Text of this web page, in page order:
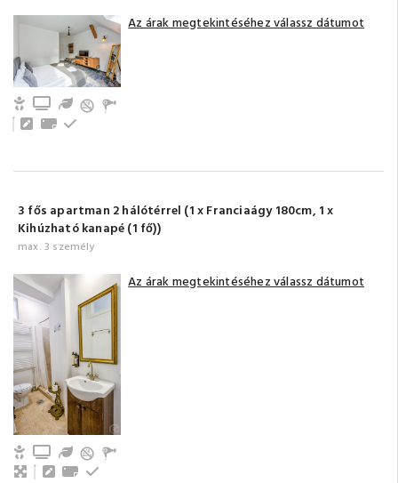
Gyerek- és bababarát
TV Kert / Udvar / Zöld udvar
ÍróasztalTörölközők
Az árak megtekintéséhez válassz dátumot
3 fős apartman 2 hálótérrel (1 x Franciaágy 180cm, 1 x
Kihúzható kanapé (1 fő))
max. 3 személy
Gyerek- és bababarát
TV Kert / Udvar / Zöld udvar
Nappali, közös tér
ÍróasztalTörölközők
Az árak megtekintéséhez válassz dátumot